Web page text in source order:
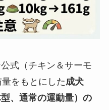
式（チキン＆サーモ
をもとにした成犬
、通常の運動量）の